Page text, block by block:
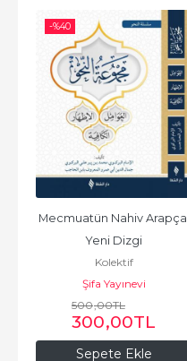
-%40
Sepete Ekle
Mecmuatün Nahiv Arapça
Yeni Dizgi
Kolektif
Şifa Yayınevi
500,00TL
300,00TL